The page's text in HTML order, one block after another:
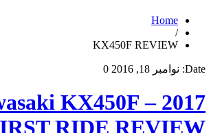
Home
/
KX450F REVIEW
Date: نوامبر 18, 2016 0
KX450F –
RIDE REVIEW